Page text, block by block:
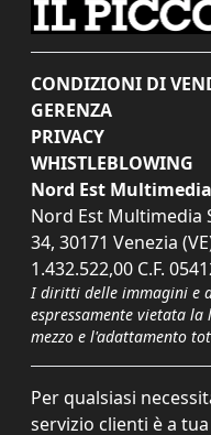
CONDIZIONI DI
GERENZA
PRIVACY
WHISTLEBLOWING
Nord Est
Nord Est Multimedia
34, 30171 Venezia
1.432.522,00 C.F.
I diritti delle immagini e
espressamente vietata
mezzo e l'adattamento
Per qualsiasi
servizio clienti è a